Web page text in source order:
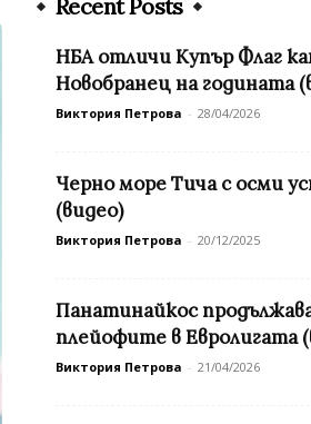
Recent Posts
НБА отличи Купър Флаг
Новобранец на годината
Виктория Петрова - 28/04/2026
Черно море Тича с осми
(видео)
Виктория Петрова - 20/12/2025
Панатинайкос
плейофите в Евролигата
Виктория Петрова - 21/04/2026